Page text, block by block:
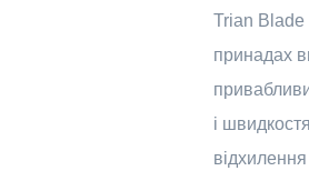
Trian Blade
принадах
і